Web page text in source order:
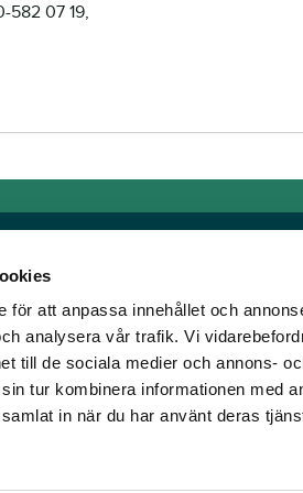
för att anpassa innehållet och
analysera vår trafik. Vi
till de sociala medier och annons-
tur kombinera informationen med
in när du har använt deras
582 07 19,
trav!
skapat en
Länkar
Allmänna
Mobilvy